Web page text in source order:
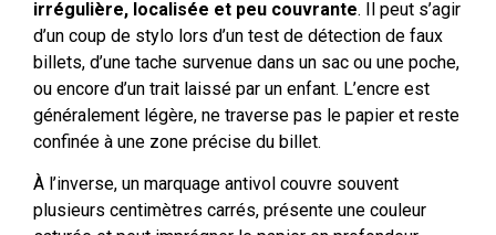
irrégulière, localisée et peu couvrante. Il peut s’agir
d’un coup de stylo lors d’un test de détection de faux
billets, d’une tache survenue dans un sac ou une poche,
ou encore d’un trait laissé par un enfant. L’encre est
généralement légère, ne traverse pas le papier et reste
confinée à une zone précise du billet.
À l’inverse, un marquage antivol couvre souvent
plusieurs centimètres carrés, présente une couleur